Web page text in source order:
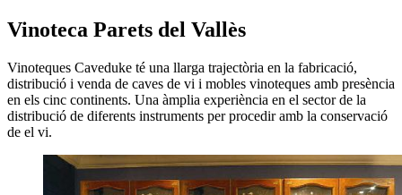
Vinoteca Parets del Vallès
Vinoteques Caveduke té una llarga trajectòria en la fabricació,
distribució i venda de caves de vi i mobles vinoteques amb presència
en els cinc continents. Una àmplia experiència en el sector de la
distribució de diferents instruments per procedir amb la conservació
de el vi.